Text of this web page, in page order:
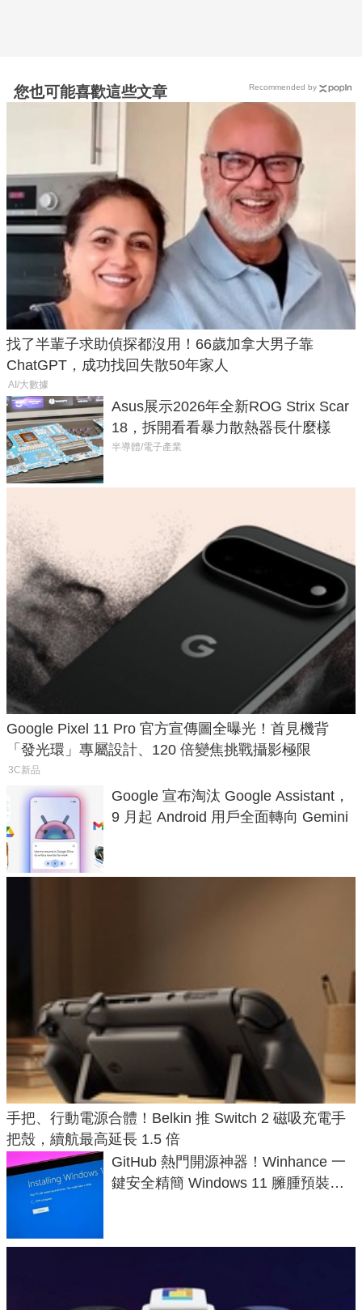
您也可能喜歡這些文章
找了半輩子求助偵探都沒用！66歲加拿大男子靠
ChatGPT，成功找回失散50年家人
AI/大數據
Asus展示2026年全新ROG Strix Scar
18，拆開看看暴力散熱器長什麼樣
半導體/電子產業
Google Pixel 11 Pro 官方宣傳圖全曝光！首見機背
「發光環」專屬設計、120 倍變焦挑戰攝影極限
3C新品
Google 宣布淘汰 Google Assistant，
9 月起 Android 用戶全面轉向 Gemini
手把、行動電源合體！Belkin 推 Switch 2 磁吸充電手
把殼，續航最高延長 1.5 倍
GitHub 熱門開源神器！Winhance 一
鍵安全精簡 Windows 11 臃腫預裝軟
Recommended by